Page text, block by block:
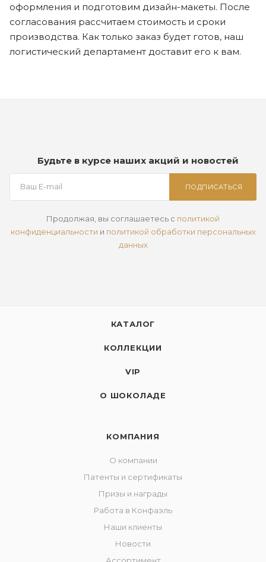
оформления и подготовим дизайн-макеты. После
согласования рассчитаем стоимость и сроки
производства. Как только заказ будет готов, наш
логистический департамент доставит его к вам.
Будьте в курсе наших акций и новостей
ПОДПИСАТЬСЯ
Продолжая, вы соглашаетесь с политикой
конфиденциальности и политикой обработки персональных
данных
КАТАЛОГ
КОЛЛЕКЦИИ
VIP
О ШОКОЛАДЕ
КОМПАНИЯ
О компании
Патенты и сертификаты
Призы и награды
Работа в Конфаэль
Наши клиенты
Новости